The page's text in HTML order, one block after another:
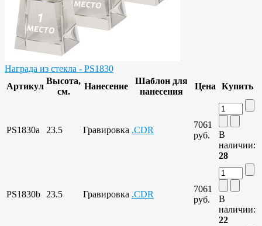
Награда из стекла - PS1830
Артикул
Высота,
см.
Нанесение
Шаблон для
нанесения
Цена Купить
PS1830a 23.5 Гравировка .CDR
7061
руб.
В
наличии:
28
PS1830b 23.5 Гравировка .CDR
7061
руб.
В
наличии:
22